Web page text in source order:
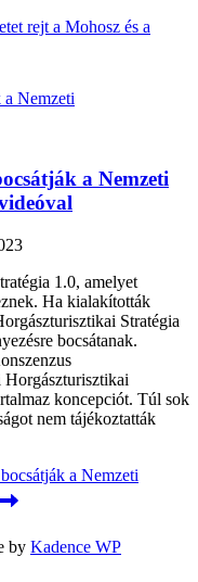
rejt a Mohosz és a
a Nemzeti
1.0, amelyet
Ha kialakították
Stratégia
bocsátanak.
Horgászturisztikai
koncepciót. Túl sok
nem tájékoztatták
a Nemzeti
by Kadence WP